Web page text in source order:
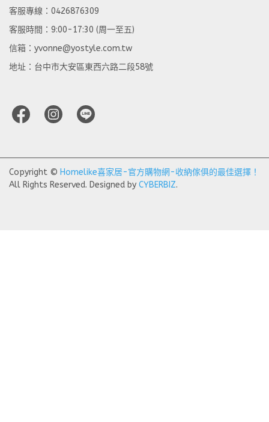
客服專線：0426876309
客服時間：9:00-17:30 (周一至五)
信箱：yvonne@yostyle.com.tw
地址：台中市大安區東西六路二段58號
Copyright © Homelike喜家居-官方購物網-收納傢俱的最佳選擇！
All Rights Reserved. Designed by CYBERBIZ.